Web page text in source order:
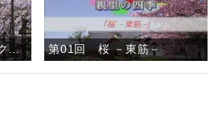
第02回 桜 －シダレザクラ－ 第01回 桜 －東筋－